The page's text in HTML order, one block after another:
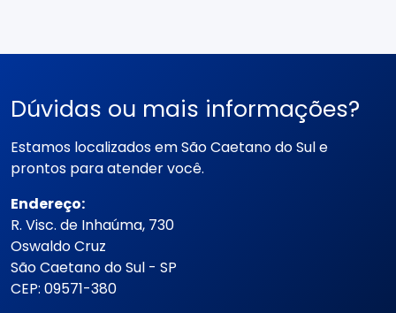
Dúvidas ou mais informações?
Estamos localizados em São Caetano do Sul e
prontos para atender você.
Endereço:
R. Visc. de Inhaúma, 730
Oswaldo Cruz
São Caetano do Sul - SP
CEP: 09571-380